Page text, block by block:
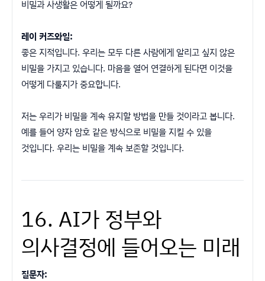
비밀과 사생활은 어떻게 될까요?
레이 커즈와일:
좋은 지적입니다. 우리는 모두 다른 사람에게 알리고 싶지 않은
비밀을 가지고 있습니다. 마음을 열어 연결하게 된다면 이것을
어떻게 다룰지가 중요합니다.
저는 우리가 비밀을 계속 유지할 방법을 만들 것이라고 봅니다.
예를 들어 양자 암호 같은 방식으로 비밀을 지킬 수 있을
것입니다. 우리는 비밀을 계속 보존할 것입니다.
16. AI가 정부와
의사결정에 들어오는 미래
질문자: